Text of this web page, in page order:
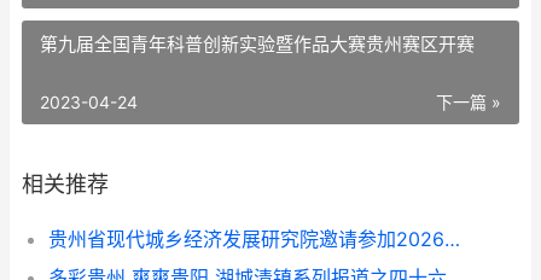
第九届全国青年科普创新实验暨作品大赛贵州赛区开赛
下一篇 »
2023-04-24
相关推荐
贵州省现代城乡经济发展研究院邀请参加2026年度文旅交流会的通知